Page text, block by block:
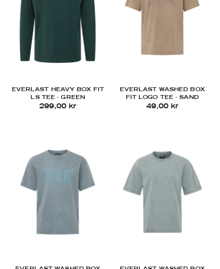
EVERLAST HEAVY BOX FIT
LS TEE - GREEN
299,00 kr
EVERLAST WASHED BOX
FIT LOGO TEE - SAND
49,00 kr